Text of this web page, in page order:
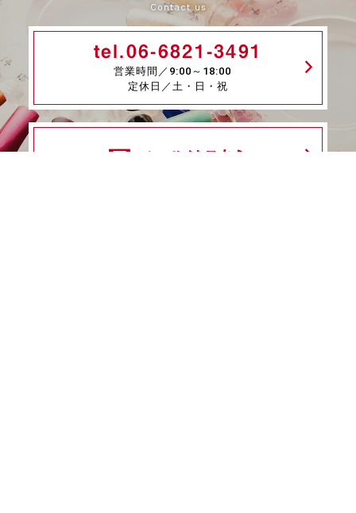
Contact us
tel.06-6821-3491
営業時間／9:00～18:00
定休日／土・日・祝
メールはこちら